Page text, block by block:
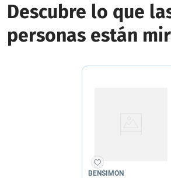
Descubre lo que
personas están
BENSIMON